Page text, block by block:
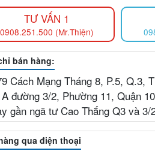
TƯ VẤN 1
0908.251.500 (Mr.Thiện)
bán hàng:
Cách Mạng Tháng 8, P.5, Q.3,
đường 3/2, Phường 11, Quận
gần ngã tư Cao Thắng Q3 và 3/
qua điện thoại